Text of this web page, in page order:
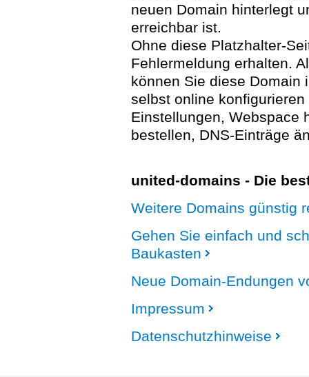
neuen Domain hinterlegt
erreichbar ist.
Ohne diese Platzhalter-
Fehlermeldung erhalten.
können Sie diese Domain
selbst online
Einstellungen, Webspace
bestellen, DNS-Einträge
united-domains - Die
Weitere Domains günstig
Gehen Sie einfach und
Baukasten
Neue Domain-Endungen
Impressum
Datenschutzhinweise